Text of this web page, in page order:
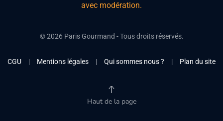
avec modération.
©2026Paris Gourmand - Tous droits réservés.
CGU | Mentions légales | Qui sommes nous ? | Plan du site
Haut de la page